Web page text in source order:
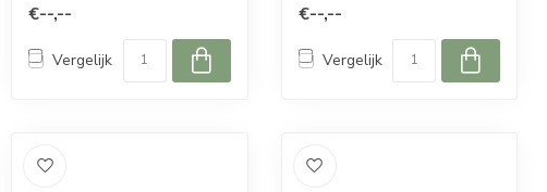
€--,--
Vergelijk
€--,--
Vergelijk